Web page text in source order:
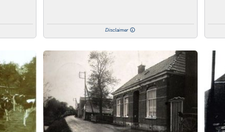
Disclaimer